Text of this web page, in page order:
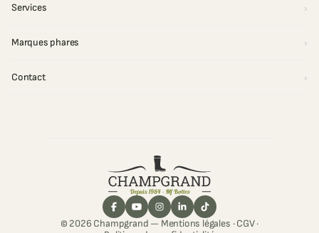
Services
Marques phares
Contact
© 2026 Champgrand — Mentions légales ·CGV·